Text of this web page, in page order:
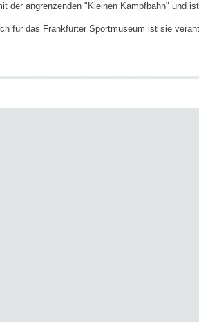
der angrenzenden "Kleinen Kampfbahn" und
für das Frankfurter Sportmuseum ist sie